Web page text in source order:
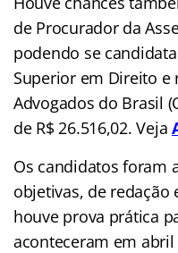
de Procurador da
podendo se
Superior em Direito e
Advogados do Brasil
de R$ 26.516,02. Veja
Os candidatos foram
objetivas, de redação
houve prova prática
aconteceram em